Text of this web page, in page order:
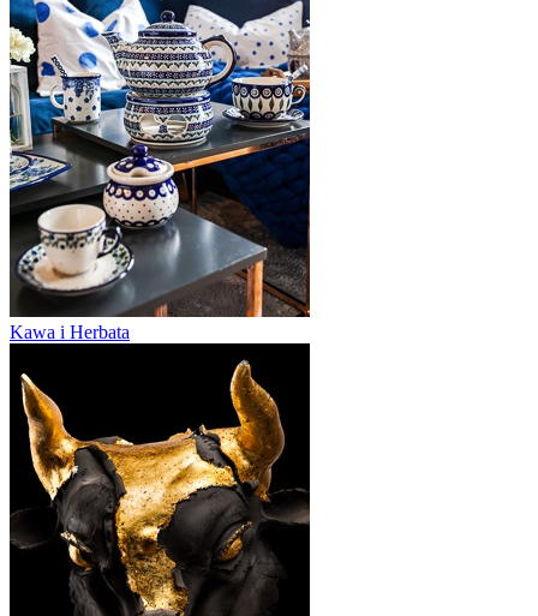
Kawa i Herbata